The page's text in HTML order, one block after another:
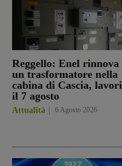
Reggello: Enel rinnova
un trasformatore nella
cabina di Cascia, lavori
il 7 agosto
Attualità 6 Agosto 2026